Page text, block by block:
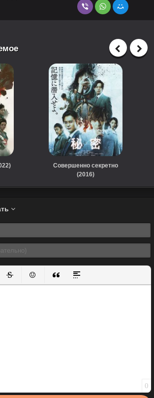
Совершенно секретно
(2016)
ЗачеркнутыйВставить смайлик
Вставка цитаты
Вставка спойлера
0